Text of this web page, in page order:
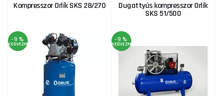
Kompresszor Orlík SKS 28/270
-9 %
KEDVEZMÉNY
Dugattyús kompresszor Orlík
SKS 51/500
-9 %
KEDVEZMÉNY